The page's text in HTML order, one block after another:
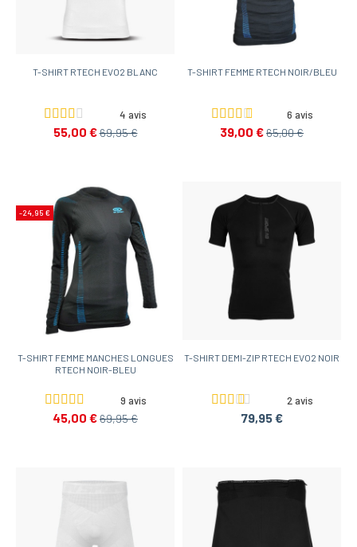
T-SHIRT RTECH EVO2 BLANC
4 avis
55,00 €69,95 €
T-SHIRT FEMME RTECH NOIR/BLEU
6 avis
39,00 €65,00 €
-24,95 €
T-SHIRT FEMME MANCHES LONGUES
RTECH NOIR-BLEU
9 avis
45,00 €69,95 €
T-SHIRT DEMI-ZIP RTECH EVO2 NOIR
2 avis
79,95 €